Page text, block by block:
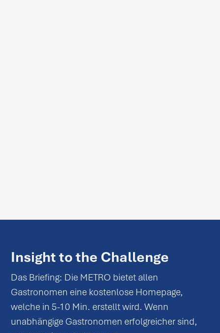
Insight to the Challenge
Das Briefing: Die METRO bietet allen
Gastronomen eine kostenlose Homepage,
welche in 5-10 Min. erstellt wird. Wenn
unabhängige Gastronomen erfolgreicher sind,